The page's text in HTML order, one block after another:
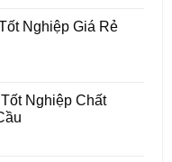
Nghiệp Giá Rẻ
Nghiệp Chất